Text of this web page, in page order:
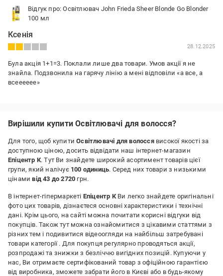
Відгук про: Освітлювач John Frieda Sheer Blonde Go Blonder
100 мл
Ксенія
28.12.2025
Була акція 1+1=3. Поклали лише два товари. Умов акції я не
знайла. Подзвонила на гарячу лінію а мені відповіли «а все, а
всееееее»
Вирішили купити Освітлювачі для волосся?
Для того, щоб купитиОсвітлювачі для волосся високої якості за
доступною ціною, досить відвідати наш інтернет-магазин
Епіцентр К. Тут Ви знайдете широкий асортимент товарів цієї
групи, який налічує 100 одиниць. Серед них товари з низькими
цінамивід 43 до 2720 грн.
В інтернет-гіпермаркеті Епіцентр КВи легко знайдете оригінальні
фото цих товарів, дізнаєтеся основні характеристики і технічні
дані. Крім цього, на сайті можна почитати корисні відгуки від
покупців. Також тут можна ознайомитися з цікавими статтями з
різних тем і подивитися відеоогляди на найбільш затребувані
товари категорії . Для покупця регулярно проводяться акції,
розпродажі та знижки з безліччю вигідних позицій. Купуючи у
нас, Ви отримаєте сертифікований товар з офіційною гарантією
від виробника, зможете забрати його в Києві або в будь-якому